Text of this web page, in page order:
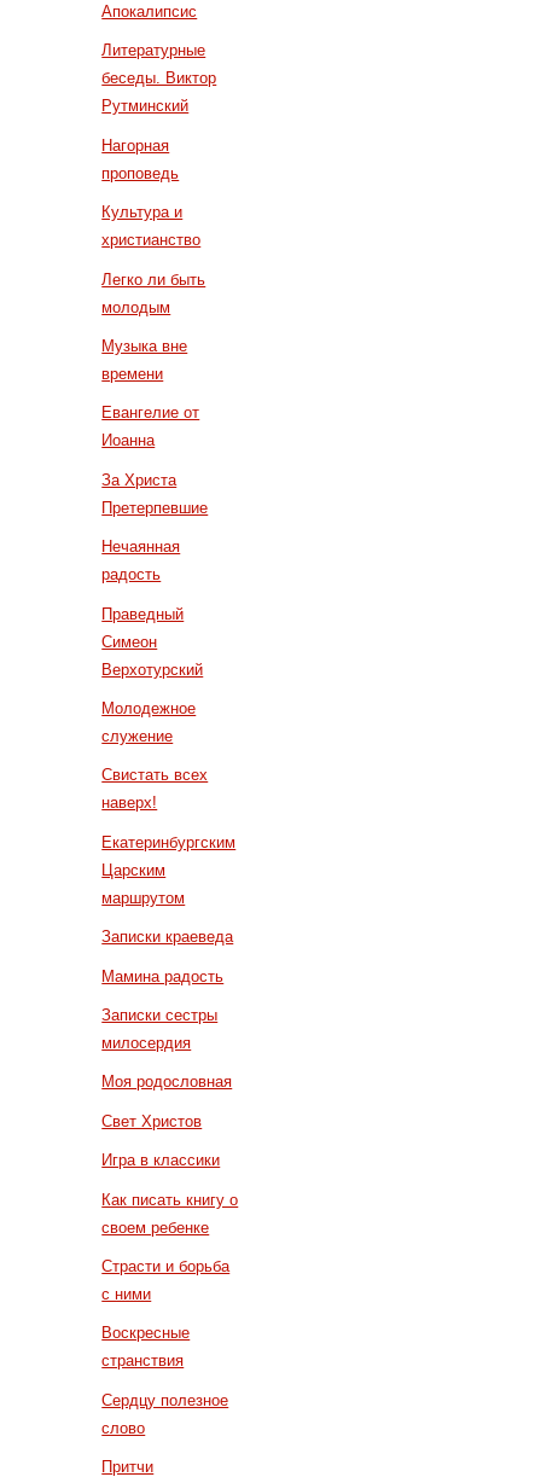
Апокалипсис
Литературные
беседы. Виктор
Рутминский
Нагорная
проповедь
Культура и
христианство
Легко ли быть
молодым
Музыка вне
времени
Евангелие от
Иоанна
За Христа
Претерпевшие
Нечаянная
радость
Праведный
Симеон
Верхотурский
Молодежное
служение
Свистать всех
наверх!
Екатеринбургским
Царским
маршрутом
Записки краеведа
Мамина радость
Записки сестры
милосердия
Моя родословная
Свет Христов
Игра в классики
Как писать книгу о
своем ребенке
Страсти и борьба
с ними
Воскресные
странствия
Сердцу полезное
слово
Притчи